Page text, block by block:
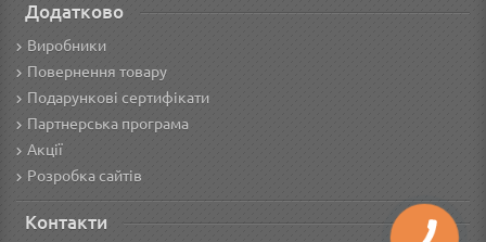
Додатково
Виробники
Повернення товару
Подарункові сертифікати
Партнерська програма
Акції
Розробка сайтів
Контакти